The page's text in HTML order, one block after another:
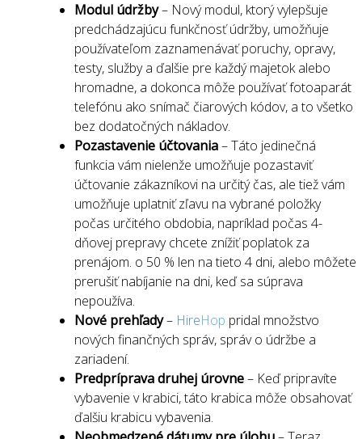
Modul údržby– Nový modul, ktorý vylepšuje
predchádzajúcu funkčnosť údržby, umožňuje
používateľom zaznamenávať poruchy, opravy,
testy, služby a ďalšie pre každý majetok alebo
hromadne, a dokonca môže používať fotoaparát
telefónu ako snímač čiarových kódov, a to všetko
bez dodatočných nákladov.
Pozastavenie účtovania– Táto jedinečná
funkcia vám nielenže umožňuje pozastaviť
účtovanie zákazníkovi na určitý čas, ale tiež vám
umožňuje uplatniť zľavu na vybrané položky
počas určitého obdobia, napríklad počas 4-
dňovej prepravy chcete znížiť poplatok za
prenájom. o 50 % len na tieto 4 dni, alebo môžete
prerušiť nabíjanie na dni, keď sa súprava
nepoužíva.
Nové prehľady– HireHop pridal množstvo
nových finančných správ, správ o údržbe a
zariadení.
Predpríprava druhej úrovne– Keď pripravíte
vybavenie v krabici, táto krabica môže obsahovať
ďalšiu krabicu vybavenia.